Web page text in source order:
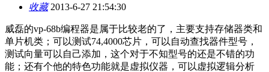
收藏2013-6-27 21:54:30
威磊的vp-68b编程器是属于比较老的了，主要支持存储器类和
单片机类；可以测试74,4000芯片，可以自动查找器件型号，
测试向量可以自己添加，这个对于不知型号的还是不错的功
能；还有个他的特色功能就是虚拟仪器，可以虚拟逻辑分析